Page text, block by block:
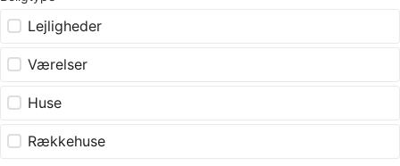
Lejligheder
Værelser
Huse
Rækkehuse